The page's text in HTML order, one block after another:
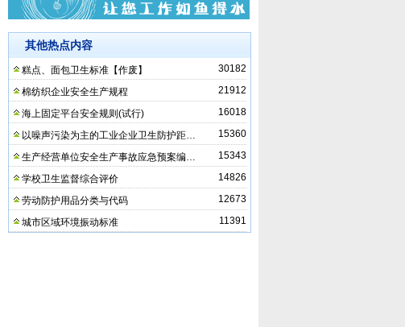
其他热点内容
30182
糕点、面包卫生标准【作废】
21912
棉纺织企业安全生产规程
16018
海上固定平台安全规则(试行)
15360
以噪声污染为主的工业企业卫生防护距…
15343
生产经营单位安全生产事故应急预案编…
14826
学校卫生监督综合评价
12673
劳动防护用品分类与代码
11391
城市区域环境振动标准